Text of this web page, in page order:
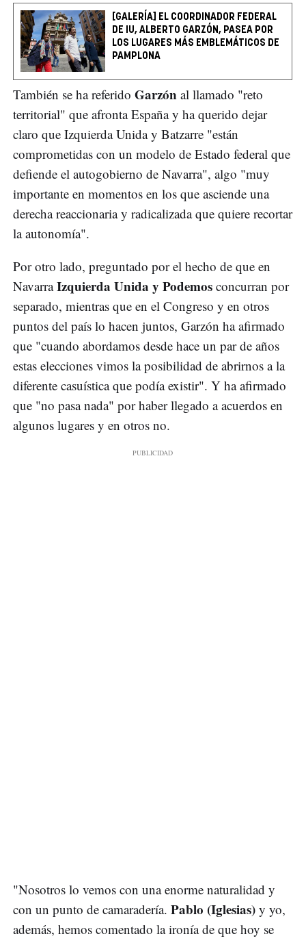
[GALERÍA] EL COORDINADOR FEDERAL
DE IU, ALBERTO GARZÓN, PASEA POR
LOS LUGARES MÁS EMBLEMÁTICOS DE
PAMPLONA
También se ha referido Garzón al llamado "reto
territorial" que afronta España y ha querido dejar
claro que Izquierda Unida y Batzarre "están
comprometidas con un modelo de Estado federal que
defiende el autogobierno de Navarra", algo "muy
importante en momentos en los que asciende una
derecha reaccionaria y radicalizada que quiere recortar
la autonomía".
Por otro lado, preguntado por el hecho de que en
NavarraIzquierda Unida y Podemos concurran por
separado, mientras que en el Congreso y en otros
puntos del país lo hacen juntos, Garzón ha afirmado
que "cuando abordamos desde hace un par de años
estas elecciones vimos la posibilidad de abrirnos a la
diferente casuística que podía existir". Y ha afirmado
que "no pasa nada" por haber llegado a acuerdos en
algunos lugares y en otros no.
"Nosotros lo vemos con una enorme naturalidad y
con un punto de camaradería. Pablo (Iglesias) y yo,
además, hemos comentado la ironía de que hoy se